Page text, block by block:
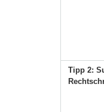
Tipp 2: